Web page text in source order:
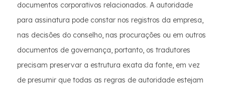
documentos corporativos relacionados. A autoridade
para assinatura pode constar nos registros da empresa,
nas decisões do conselho, nas procurações ou em outros
documentos de governança, portanto, os tradutores
precisam preservar a estrutura exata da fonte, em vez
de presumir que todas as regras de autoridade estejam